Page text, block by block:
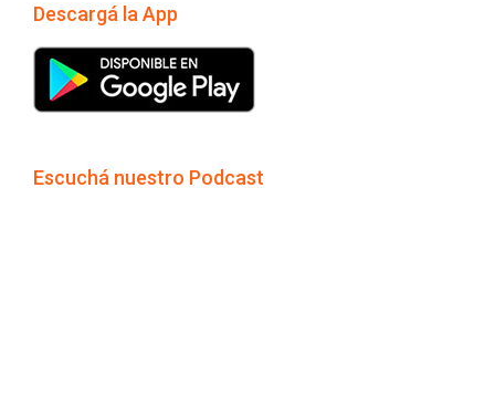
Descargá la App
Escuchá nuestro Podcast